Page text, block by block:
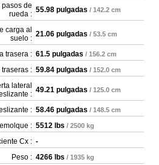
de
rueda : 55.98 pulgadas / 142.2 cm
carga al
suelo : 21.06 pulgadas / 53.5 cm
trasera : 61.5 pulgadas / 156.2 cm
: 59.84 pulgadas / 152.0 cm
lateral
: 49.21 pulgadas / 125.0 cm
: 58.46 pulgadas / 148.5 cm
: 5512 lbs / 2500 kg
Cx : -
Peso : 4266 lbs / 1935 kg